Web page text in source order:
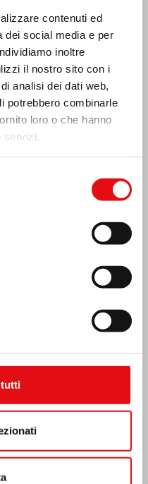
contenuti ed
dei social media e per
inoltre
il nostro sito con i
analisi dei dati web,
potrebbero combinarle
loro o che hanno
servizi.
OCD
del